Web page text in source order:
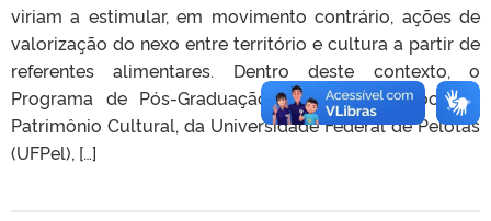
viriam a estimular, em movimento contrário, ações de
valorização do nexo entre território e cultura a partir de
referentes alimentares. Dentro deste contexto, o
Programa de Pós-Graduação em Memória Social e
Patrimônio Cultural, da Universidade Federal de Pelotas
(UFPel), […]